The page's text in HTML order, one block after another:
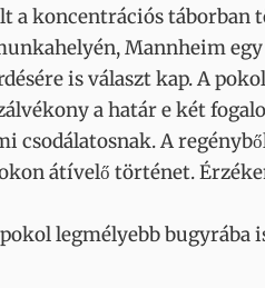
a koncentrációs
Mannheim
is választ kap. A
a határ e két
csodálatosnak. A
átívelő történet.
legmélyebb